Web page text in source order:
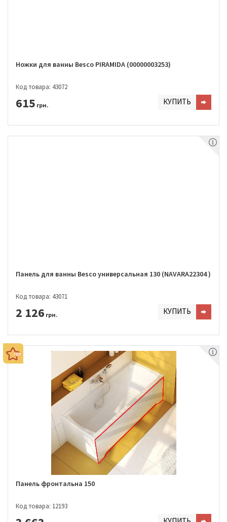
Ножки для ванны Besco PIRAMIDA (00000003253)
Код товара: 43072
615 грн. КУПИТЬ
Панель для ванны Besco универсальная 130 (NAVARA22304 )
Код товара: 43071
2 126 грн. КУПИТЬ
Панель фронтальна 150
Код товара: 12193